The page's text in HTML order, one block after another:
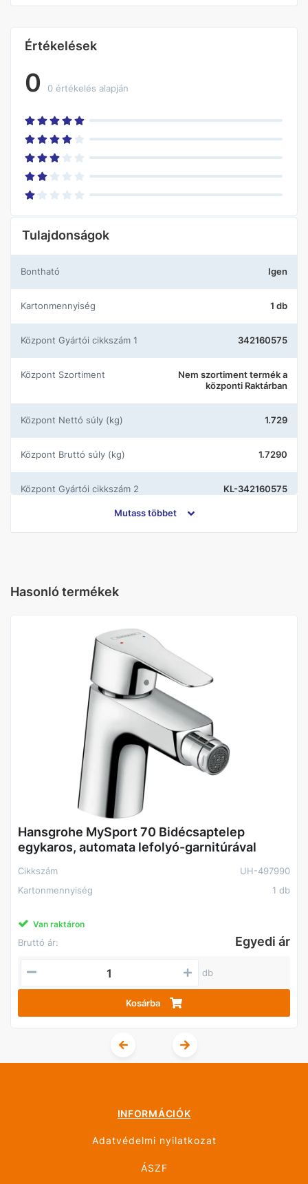
Értékelések
0 0 értékelés alapján
Tulajdonságok
Bontható Igen
Kartonmennyiség 1 db
központ Gyártói cikkszám 1 342160575
központ Szortiment
Nem szortiment termék a
központi Raktárban
központ Nettó súly (kg) 1.729
központ Bruttó súly (kg) 1.7290
központ Gyártói cikkszám 2 KL-342160575
Szín
Mutass többet
Hasonló termékek
Hansgrohe MySport 70 Bidécsaptelep
egykaros, automata lefolyó-garnitúrával
Cikkszám
UH-497990
Kartonmennyiség
1 db
Van raktáron
Bruttó ár: Egyedi ár
db
Kosárba
INFORMÁCIÓK
Adatvédelmi nyilatkozat
ÁSZF